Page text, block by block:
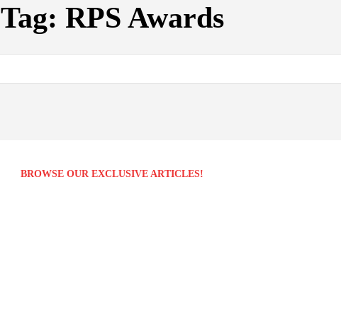
Tag: RPS Awards
BROWSE OUR EXCLUSIVE ARTICLES!